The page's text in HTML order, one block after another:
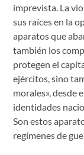
imprevista. La
sus raíces en la
aparatos que
también los
protegen el
ejércitos, sino
morales», desde
identidades
Son estos
regímenes de